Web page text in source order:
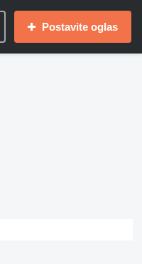
Postavite oglas